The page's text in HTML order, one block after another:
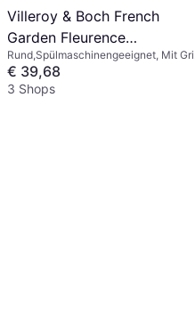
Villeroy & Boch French
Garden Fleurence
Zuckerschale 8.5cm
Rund,Spülmaschinengeeignet, Mit
Mikrowellengeeignet, Porzellan, Vitro-
Porzellan, Weiß
€ 39,68
3 Shops